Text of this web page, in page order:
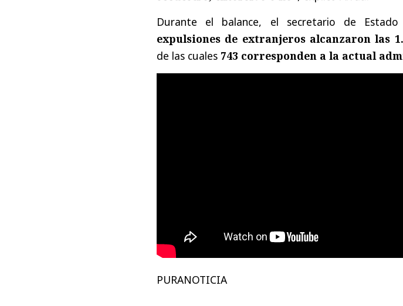
Durante el balance, el secretario de
expulsiones de extranjeros alcanzaron las
de las cuales 743 corresponden a la actual
PURANOTICIA